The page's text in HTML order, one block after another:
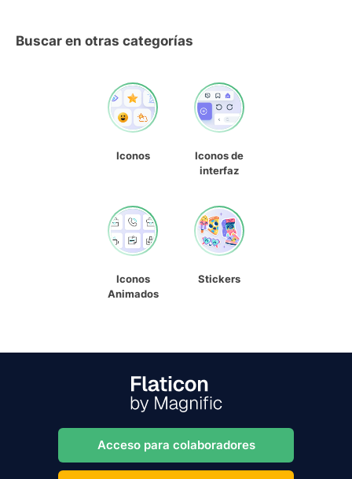
Buscar en otras categorías
Iconos
Iconos de
interfaz
Iconos
Animados
Stickers
Acceso para colaboradores